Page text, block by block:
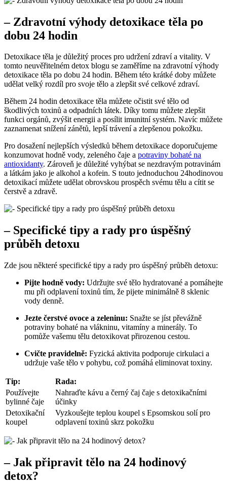
– Zdravotní výhody detoxikace těla po
dobu 24 hodin
Detoxikace těla je důležitý proces pro udržení zdraví a vitality. V
tomto neuvěřitelném detox blogu se zaměříme na zdravotní výhody
detoxikace těla po dobu 24 hodin. Během této krátké doby můžete
udělat velký rozdíl pro svoje tělo a zlepšit své celkové zdraví.
Během 24 hodin detoxikace těla můžete očistit své tělo od
škodlivých toxinů a odpadních látek. Díky tomu můžete zlepšit
funkci orgánů, zvýšit energii a posílit imunitní systém. Navíc můžete
zaznamenat snížení zánětů, lepší trávení a zlepšenou pokožku.
Pro dosažení nejlepších výsledků během detoxikace doporučujeme
konzumovat hodně vody, zeleného čaje a potraviny bohaté na
antioxidanty. Zároveň je důležité vyhýbat se nezdravým potravinám
a látkám jako je alkohol a kofein. S touto jednoduchou 24hodinovou
detoxikací můžete udělat obrovskou prospěch svému tělu a cítit se
čerstvě a zdravě.
– Specifické tipy a rady pro úspěšný
průběh detoxu
Zde jsou některé specifické tipy a rady pro úspěšný průběh detoxu:
Pijte hodně vody: Udržujte své tělo hydratované a pomáhejte
mu při odplavení toxinů tím, že pijete minimálně 8 sklenic
vody denně.
Jezte čerstvé ovoce a zeleninu: Snažte se jíst převážně
potraviny bohaté na vlákninu, vitamíny a minerály. To
pomůže vašemu tělu detoxikovat přirozenou cestou.
Cvičte pravidelně: Fyzická aktivita podporuje cirkulaci a
udržuje vaše tělo v pohybu, což pomáhá eliminovat toxiny.
Tip:
Rada:
Používejte
bylinné čaje
Nahraďte kávu a černý čaj čaje s detoxikačními
účinky
Detoxikační
koupel
Vyzkoušejte teplou koupel s Epsomskou solí pro
odplavení toxinů skrz pokožku
– Jak připravit tělo na 24 hodinový
detox?